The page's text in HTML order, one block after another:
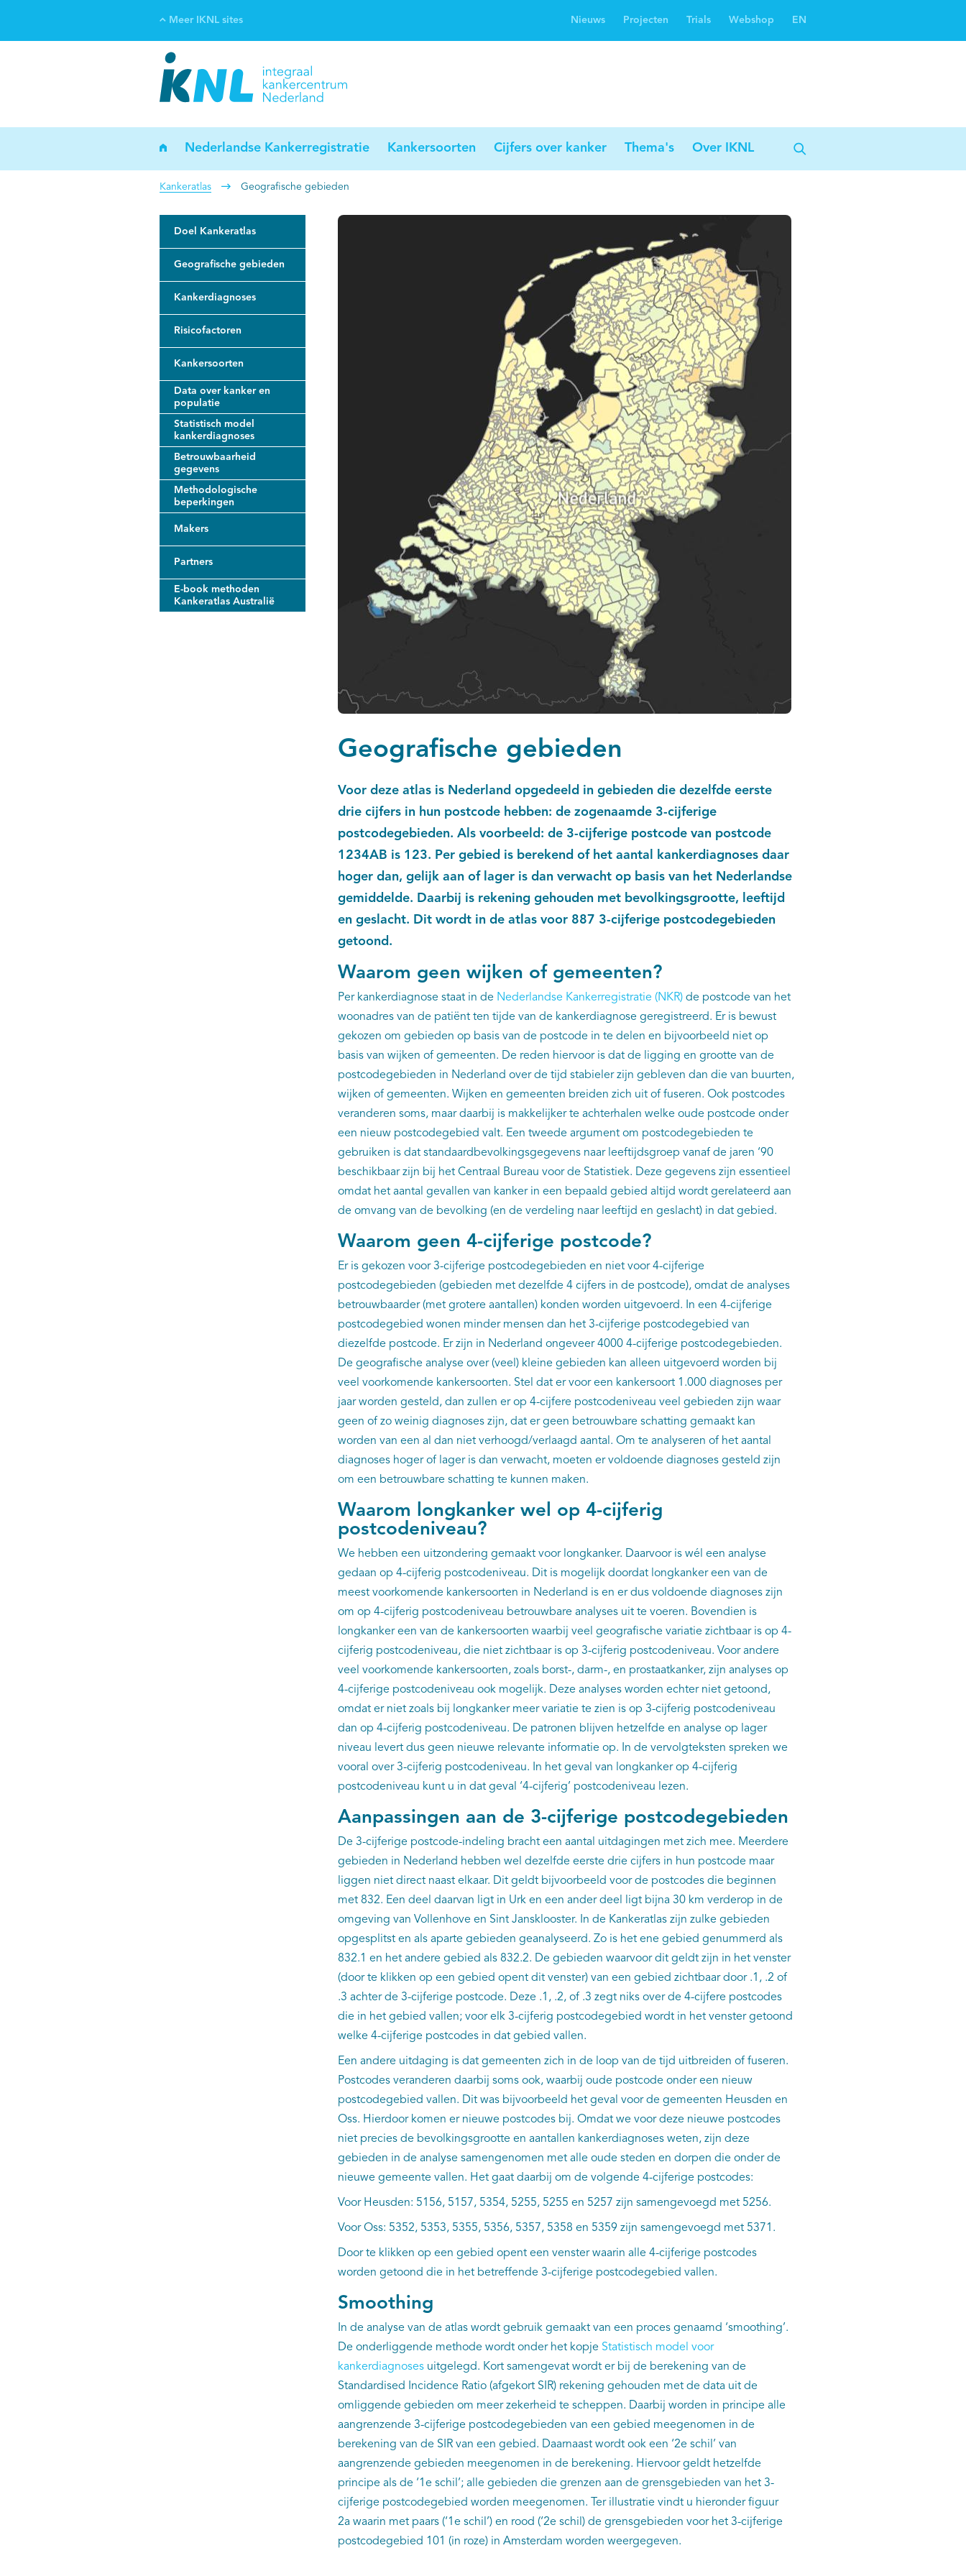
kanker
Meer IKNL sites Nieuws Projecten Trials Webshop EN
Nederlandse Kankerregistratie Kankersoorten Cijfers over kanker Thema's Over IKNL
Kankeratlas Geografische gebieden
Doel Kankeratlas
Geografische gebieden
Kankerdiagnoses
Risicofactoren
Kankersoorten
Data over kanker en
populatie
Statistisch model
kankerdiagnoses
Betrouwbaarheid
gegevens
Methodologische
beperkingen
Makers
Partners
E-book methoden
Kankeratlas Australië
Geografische gebieden
Voor deze atlas is Nederland opgedeeld in gebieden die dezelfde eerste
drie cijfers in hun postcode hebben: de zogenaamde 3-cijferige
postcodegebieden. Als voorbeeld: de 3-cijferige postcode van postcode
1234AB is 123. Per gebied is berekend of het aantal kankerdiagnoses daar
hoger dan, gelijk aan of lager is dan verwacht op basis van het Nederlandse
gemiddelde. Daarbij is rekening gehouden met bevolkingsgrootte, leeftijd
en geslacht. Dit wordt in de atlas voor 887 3-cijferige postcodegebieden
getoond.
Waarom geen wijken of gemeenten?
Per kankerdiagnose staat in de Nederlandse Kankerregistratie (NKR)de postcode van het
woonadres van de patiënt ten tijde van de kankerdiagnose geregistreerd. Er is bewust
gekozen om gebieden op basis van de postcode in te delen en bijvoorbeeld niet op
basis van wijken of gemeenten. De reden hiervoor is dat de ligging en grootte van de
postcodegebieden in Nederland over de tijd stabieler zijn gebleven dan die van buurten,
wijken of gemeenten. Wijken en gemeenten breiden zich uit of fuseren. Ook postcodes
veranderen soms, maar daarbij is makkelijker te achterhalen welke oude postcode onder
een nieuw postcodegebied valt. Een tweede argument om postcodegebieden te
gebruiken is dat standaardbevolkingsgegevens naar leeftijdsgroep vanaf de jaren ‘90
beschikbaar zijn bij het Centraal Bureau voor de Statistiek. Deze gegevens zijn essentieel
omdat het aantal gevallen van kanker in een bepaald gebied altijd wordt gerelateerd aan
de omvang van de bevolking (en de verdeling naar leeftijd en geslacht) in dat gebied.
Waarom geen 4-cijferige postcode?
Er is gekozen voor 3-cijferige postcodegebieden en niet voor 4-cijferige
postcodegebieden (gebieden met dezelfde 4 cijfers in de postcode), omdat de analyses
betrouwbaarder (met grotere aantallen) konden worden uitgevoerd. In een 4-cijferige
postcodegebied wonen minder mensen dan het 3-cijferige postcodegebied van
diezelfde postcode. Er zijn in Nederland ongeveer 4000 4-cijferige postcodegebieden.
De geografische analyse over (veel) kleine gebieden kan alleen uitgevoerd worden bij
veel voorkomende kankersoorten. Stel dat er voor een kankersoort 1.000 diagnoses per
jaar worden gesteld, dan zullen er op 4-cijfere postcodeniveau veel gebieden zijn waar
geen of zo weinig diagnoses zijn, dat er geen betrouwbare schatting gemaakt kan
worden van een al dan niet verhoogd/verlaagd aantal. Om te analyseren of het aantal
diagnoses hoger of lager is dan verwacht, moeten er voldoende diagnoses gesteld zijn
om een betrouwbare schatting te kunnen maken.
Waarom longkanker wel op 4-cijferig
postcodeniveau?
We hebben een uitzondering gemaakt voor longkanker. Daarvoor is wél een analyse
gedaan op 4-cijferig postcodeniveau. Dit is mogelijk doordat longkanker een van de
meest voorkomende kankersoorten in Nederland is en er dus voldoende diagnoses zijn
om op 4-cijferig postcodeniveau betrouwbare analyses uit te voeren. Bovendien is
longkanker een van de kankersoorten waarbij veel geografische variatie zichtbaar is op 4-
cijferig postcodeniveau, die niet zichtbaar is op 3-cijferig postcodeniveau. Voor andere
veel voorkomende kankersoorten, zoals borst-, darm-, en prostaatkanker, zijn analyses op
4-cijferige postcodeniveau ook mogelijk. Deze analyses worden echter niet getoond,
omdat er niet zoals bij longkanker meer variatie te zien is op 3-cijferig postcodeniveau
dan op 4-cijferig postcodeniveau. De patronen blijven hetzelfde en analyse op lager
niveau levert dus geen nieuwe relevante informatie op. In de vervolgteksten spreken we
vooral over 3-cijferig postcodeniveau. In het geval van longkanker op 4-cijferig
postcodeniveau kunt u in dat geval ‘4-cijferig’ postcodeniveau lezen.
Aanpassingen aan de 3-cijferige postcodegebieden
De 3-cijferige postcode-indeling bracht een aantal uitdagingen met zich mee. Meerdere
gebieden in Nederland hebben wel dezelfde eerste drie cijfers in hun postcode maar
liggen niet direct naast elkaar. Dit geldt bijvoorbeeld voor de postcodes die beginnen
met 832. Een deel daarvan ligt in Urk en een ander deel ligt bijna 30 km verderop in de
omgeving van Vollenhove en Sint Jansklooster. In de Kankeratlas zijn zulke gebieden
opgesplitst en als aparte gebieden geanalyseerd. Zo is het ene gebied genummerd als
832.1 en het andere gebied als 832.2. De gebieden waarvoor dit geldt zijn in het venster
(door te klikken op een gebied opent dit venster) van een gebied zichtbaar door .1, .2 of
.3 achter de 3-cijferige postcode. Deze .1, .2, of .3 zegt niks over de 4-cijfere postcodes
die in het gebied vallen; voor elk 3-cijferig postcodegebied wordt in het venster getoond
welke 4-cijferige postcodes in dat gebied vallen.
Een andere uitdaging is dat gemeenten zich in de loop van de tijd uitbreiden of fuseren.
Postcodes veranderen daarbij soms ook, waarbij oude postcode onder een nieuw
postcodegebied vallen. Dit was bijvoorbeeld het geval voor de gemeenten Heusden en
Oss. Hierdoor komen er nieuwe postcodes bij. Omdat we voor deze nieuwe postcodes
niet precies de bevolkingsgrootte en aantallen kankerdiagnoses weten, zijn deze
gebieden in de analyse samengenomen met alle oude steden en dorpen die onder de
nieuwe gemeente vallen. Het gaat daarbij om de volgende 4-cijferige postcodes:
Voor Heusden: 5156, 5157, 5354, 5255, 5255 en 5257 zijn samengevoegd met 5256.
Voor Oss: 5352, 5353, 5355, 5356, 5357, 5358 en 5359 zijn samengevoegd met 5371.
Door te klikken op een gebied opent een venster waarin alle 4-cijferige postcodes
worden getoond die in het betreffende 3-cijferige postcodegebied vallen.
Smoothing
In de analyse van de atlas wordt gebruik gemaakt van een proces genaamd ‘smoothing’.
De onderliggende methode wordt onder het kopje Statistisch model voor
kankerdiagnosesuitgelegd. Kort samengevat wordt er bij de berekening van de
Standardised Incidence Ratio (afgekort SIR) rekening gehouden met de data uit de
omliggende gebieden om meer zekerheid te scheppen. Daarbij worden in principe alle
aangrenzende 3-cijferige postcodegebieden van een gebied meegenomen in de
berekening van de SIR van een gebied. Daarnaast wordt ook een ‘2e schil’ van
aangrenzende gebieden meegenomen in de berekening. Hiervoor geldt hetzelfde
principe als de ‘1e schil’; alle gebieden die grenzen aan de grensgebieden van het 3-
cijferige postcodegebied worden meegenomen. Ter illustratie vindt u hieronder figuur
2a waarin met paars (‘1e schil’) en rood (‘2e schil) de grensgebieden voor het 3-cijferige
postcodegebied 101 (in roze) in Amsterdam worden weergegeven.